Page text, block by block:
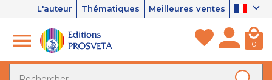
L'auteur Thématiques Meilleures ventes
0